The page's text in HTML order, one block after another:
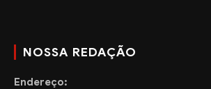
NOSSA REDAÇÃO
Endereço: